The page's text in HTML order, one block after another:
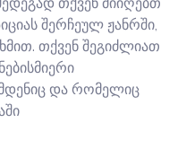
შერჩეულ ჟანრში,
თქვენ შეგიძლიათ
და რომელიც